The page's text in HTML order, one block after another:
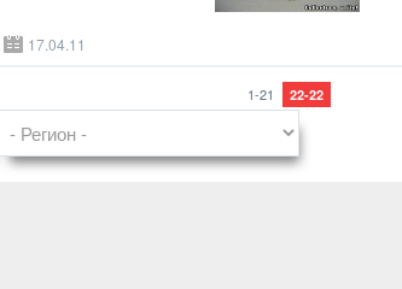
17.04.11
1-21 22-22